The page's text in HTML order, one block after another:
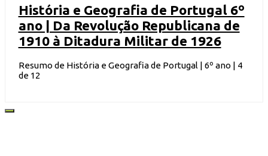
História e Geografia de Portugal 6º
ano | Da Revolução Republicana de
1910 à Ditadura Militar de 1926
Resumo de História e Geografia de Portugal | 6º ano | 4
de 12